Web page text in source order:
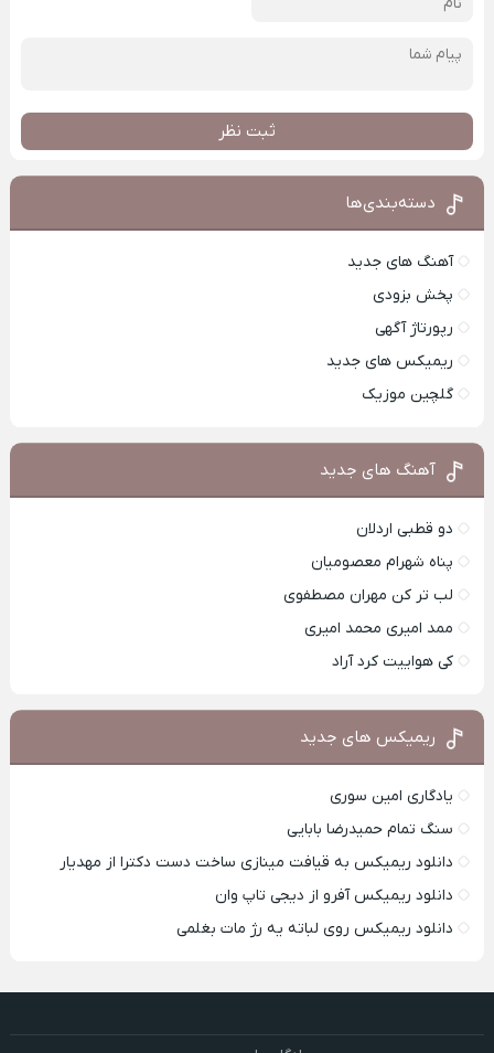
ثبت نظر
دسته‌بندی‌ها
آهنگ های جدید
پخش بزودی
رپورتاژ آگهی
ریمیکس های جدید
گلچین موزیک
آهنگ های جدید
دو قطبی اردلان
پناه شهرام معصومیان
لب تر کن مهران مصطفوی
ممد امیری محمد امیری
کی هواییت کرد آراد
ریمیکس های جدید
یادگاری امین سوری
سنگ تمام حمیدرضا بابایی
دانلود ریمیکس به قیافت مینازی ساخت دست دکترا از مهدیار
دانلود ریمیکس آفرو از ديجی تاپ وان
دانلود ریمیکس روی لباته یه رژ مات بغلمی